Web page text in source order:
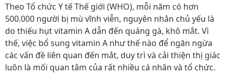
Theo Tổ chức Y tế Thế giới (WHO), mỗi năm có hơn
500.000 người bị mù vĩnh viễn, nguyên nhân chủ yếu là
do thiếu hụt vitamin A dẫn đến quáng gà, khô mắt. Vì
thế, việc bổ sung vitamin A như thế nào để ngăn ngừa
các vấn đề liên quan đến mắt, duy trì và cải thiện thị giác
luôn là mối quan tâm của rất nhiều cá nhân và tổ chức.